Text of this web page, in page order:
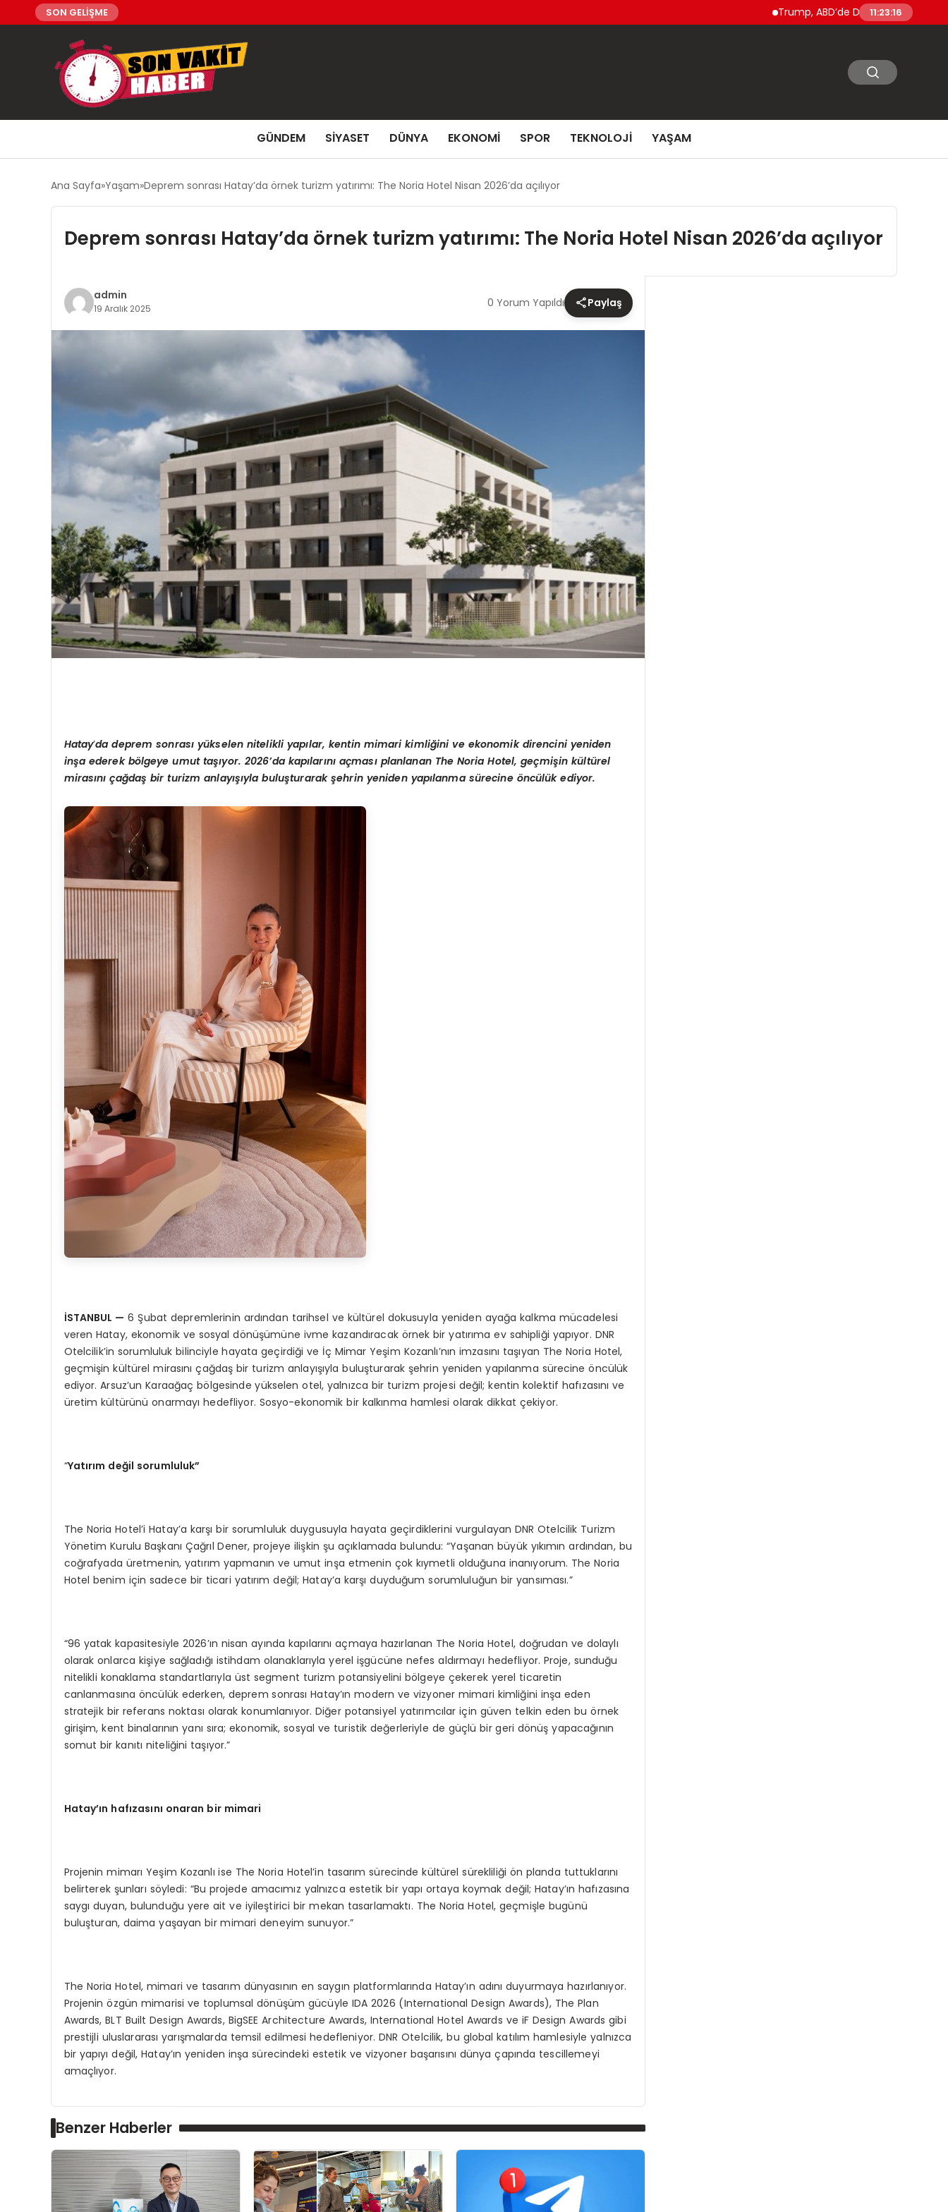
SON GELİŞME Trump, ABD’de Doğumla Vatandaşlık ve
11:23:17
GÜNDEM SIYASET DÜNYA EKONOMI SPOR TEKNOLOJI YAŞAM
Ana Sayfa Yaşam Deprem sonrası Hatay’da örnek turizm yatırımı: The Noria Hotel Nisan 2026’da açılıyor
Deprem sonrası Hatay’da örnek turizm yatırımı: The Noria Hotel Nisan 2026’da açılıyor
admin
19 Aralık 2025 0 Yorum Yapıldı Paylaş
Hatay’da deprem sonrası yükselen nitelikli yapılar, kentin mimari kimliğini ve ekonomik direncini yeniden
inşa ederek bölgeye umut taşıyor. 2026’da kapılarını açması planlanan The Noria Hotel, geçmişin kültürel
mirasını çağdaşbir turizm anlayışıyla buluşturarakşehrin yeniden yapılanma sürecine öncülük ediyor.
İSTANBUL — 6 Şubat depremlerinin ardından tarihsel ve kültürel dokusuyla yeniden ayağa kalkma mücadelesi
veren Hatay, ekonomik ve sosyal dönüşümüne ivme kazandıracak örnek bir yatırıma ev sahipliği yapıyor. DNR
Otelcilik’in sorumluluk bilinciyle hayata geçirdiği ve İç Mimar Yeşim Kozanlı’nın imzasını taşıyan The Noria Hotel,
geçmişin kültürel mirasını çağdaş bir turizm anlayışıyla buluşturarak şehrin yeniden yapılanma sürecine öncülük
ediyor. Arsuz’un Karaağaç bölgesinde yükselen otel, yalnızca bir turizm projesi değil; kentin kolektif hafızasını ve
üretim kültürünü onarmayı hedefliyor. Sosyo-ekonomik bir kalkınma hamlesi olarak dikkat çekiyor.
“Yatırım değil sorumluluk”
The Noria Hotel’i Hatay’a karşı bir sorumluluk duygusuyla hayata geçirdiklerini vurgulayan DNR Otelcilik Turizm
Yönetim Kurulu Başkanı Çağrıl Dener, projeye ilişkin şu açıklamada bulundu: “Yaşanan büyük yıkımın ardından, bu
coğrafyada üretmenin, yatırım yapmanın ve umut inşa etmenin çok kıymetli olduğuna inanıyorum. The Noria
Hotel benim için sadece bir ticari yatırım değil; Hatay’a karşı duyduğum sorumluluğun bir yansıması.”
“96 yatak kapasitesiyle 2026’ın nisan ayında kapılarını açmaya hazırlanan The Noria Hotel, doğrudan ve dolaylı
olarak onlarca kişiye sağladığı istihdam olanaklarıyla yerel işgücüne nefes aldırmayı hedefliyor. Proje, sunduğu
nitelikli konaklama standartlarıyla üst segment turizm potansiyelini bölgeye çekerek yerel ticaretin
canlanmasına öncülük ederken, deprem sonrası Hatay’ın modern ve vizyoner mimari kimliğini inşa eden
stratejik bir referans noktası olarak konumlanıyor. Diğer potansiyel yatırımcılar için güven telkin eden bu örnek
girişim, kent binalarının yanı sıra; ekonomik, sosyal ve turistik değerleriyle de güçlü bir geri dönüş yapacağının
somut bir kanıtı niteliğini taşıyor.”
Hatay’ın hafızasını onaran bir mimari
Projenin mimarı Yeşim Kozanlı ise The Noria Hotel’in tasarım sürecinde kültürel sürekliliği ön planda tuttuklarını
belirterek şunları söyledi: “Bu projede amacımız yalnızca estetik bir yapı ortaya koymak değil; Hatay’ın hafızasına
saygı duyan, bulunduğu yere ait ve iyileştirici bir mekan tasarlamaktı. The Noria Hotel, geçmişle bugünü
buluşturan, daima yaşayan bir mimari deneyim sunuyor.”
The Noria Hotel, mimari ve tasarım dünyasının en saygın platformlarında Hatay’ın adını duyurmaya hazırlanıyor.
Projenin özgün mimarisi ve toplumsal dönüşüm gücüyle IDA 2026 (International Design Awards), The Plan
Awards, BLT Built Design Awards, BigSEE Architecture Awards, International Hotel Awards ve iF Design Awards gibi
prestijli uluslararası yarışmalarda temsil edilmesi hedefleniyor. DNR Otelcilik, bu global katılım hamlesiyle yalnızca
bir yapıyı değil, Hatay’ın yeniden inşa sürecindeki estetik ve vizyoner başarısını dünya çapında tescillemeyi
amaçlıyor.
Benzer Haberler